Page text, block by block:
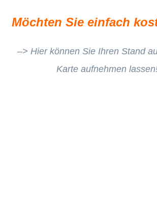
Möchten Sie einfach
–> Hier können Sie Ihren Stand
Karte aufnehmen